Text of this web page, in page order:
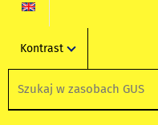
Kontrast